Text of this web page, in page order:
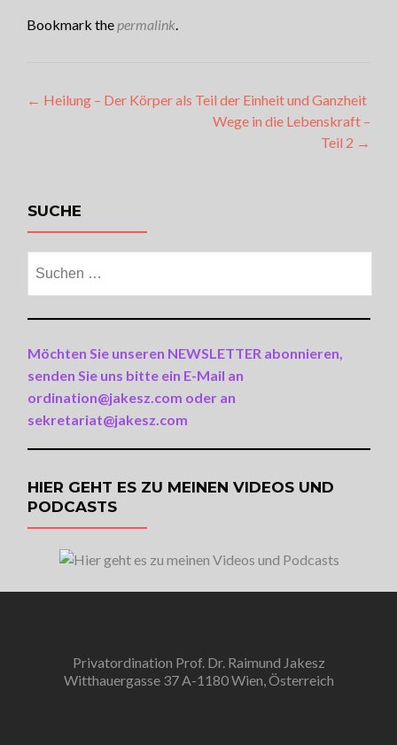
Bookmark the permalink.
Artikel-
← Heilung – Der Körper als Teil der Einheit und Ganzheit
Wege in die Lebenskraft –
Teil 2 →
SUCHE
nach:
Möchten Sie unseren NEWSLETTER abonnieren,
senden Sie uns bitte ein E-Mail an
ordination@jakesz.com oder an
sekretariat@jakesz.com
HIER GEHT ES ZU MEINEN VIDEOS UND
PODCASTS
Privatordination Prof. Dr. Raimund Jakesz
Witthauergasse 37 A-1180 Wien, Österreich